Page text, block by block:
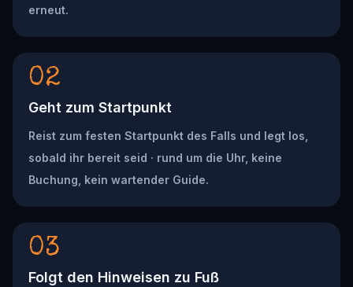
erneut.
02
Geht zum Startpunkt
Reist zum festen Startpunkt des Falls und legt los,
sobald ihr bereit seid · rund um die Uhr, keine
Buchung, kein wartender Guide.
03
Folgt den Hinweisen zu Fuß